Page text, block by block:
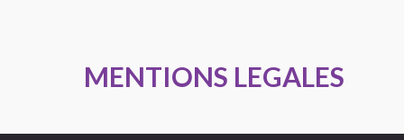
MENTIONS LEGALES